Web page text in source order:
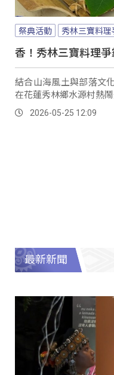
祭典活動 秀林三寶料
香！秀林三寶料理
結合山海風土與部落文
在花蓮秀林鄉水源村熱鬧
2026-05-25 12:09
最新新聞